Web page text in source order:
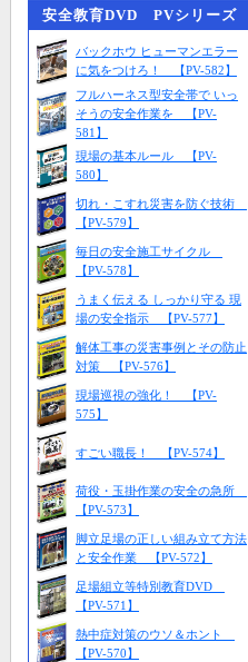
安全教育DVD PVシリーズ
バックホウ ヒューマンエラー
に気をつけろ！ 【PV-582】
フルハーネス型安全帯で いっ
そうの安全作業を 【PV-
581】
現場の基本ルール 【PV-
580】
切れ・こすれ災害を防ぐ技術
【PV-579】
毎日の安全施工サイクル
【PV-578】
うまく伝える しっかり守る 現
場の安全指示 【PV-577】
解体工事の災害事例とその防止
対策 【PV-576】
現場巡視の強化！ 【PV-
575】
すごい職長！ 【PV-574】
荷役・玉掛作業の安全の急所
【PV-573】
脚立足場の正しい組み立て方法
と安全作業 【PV-572】
足場組立等特別教育DVD
【PV-571】
熱中症対策のウソ＆ホント
【PV-570】